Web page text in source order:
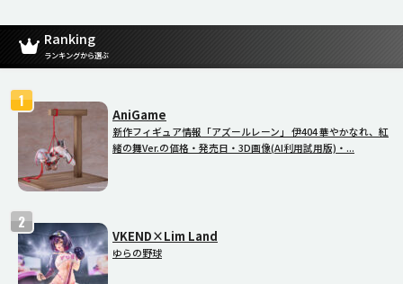
Ranking
ランキングから選ぶ
AniGame
新作フィギュア情報「アズールレーン」 伊404 華やかなれ、紅
緒の舞Ver.の価格・発売日・3D画像(AI利用試用版)・...
VKEND×Lim Land
ゆらの野球